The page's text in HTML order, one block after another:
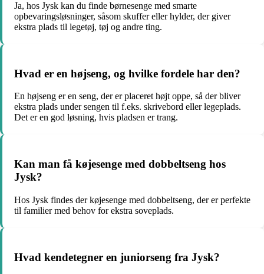
Ja, hos Jysk kan du finde børnesenge med smarte
opbevaringsløsninger, såsom skuffer eller hylder, der giver
ekstra plads til legetøj, tøj og andre ting.
Hvad er en højseng, og hvilke fordele har den?
En højseng er en seng, der er placeret højt oppe, så der bliver
ekstra plads under sengen til f.eks. skrivebord eller legeplads.
Det er en god løsning, hvis pladsen er trang.
Kan man få køjesenge med dobbeltseng hos
Jysk?
Hos Jysk findes der køjesenge med dobbeltseng, der er perfekte
til familier med behov for ekstra soveplads.
Hvad kendetegner en juniorseng fra Jysk?